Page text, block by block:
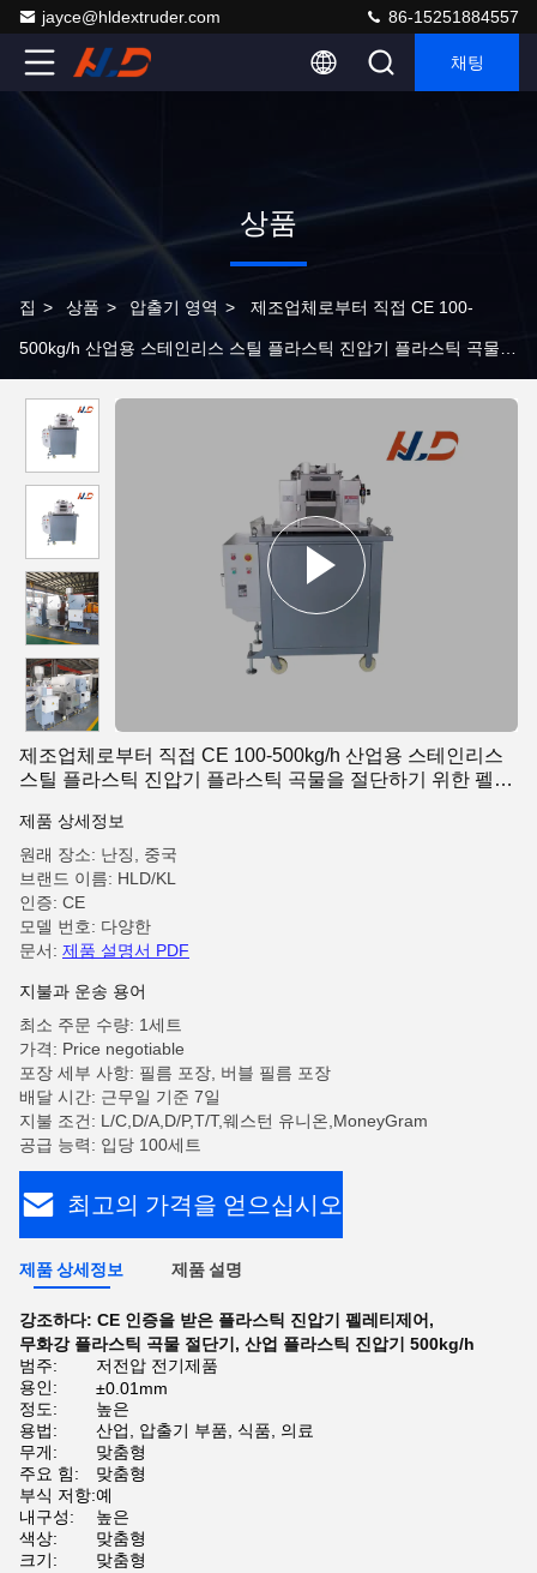
jayce@hldextruder.com 86-15251884557
채팅
상품
집 > 상품 > 압출기 영역 > 제조업체로부터 직접 CE 100-
500kg/h 산업용 스테인리스 스틸 플라스틱 진압기 플라스틱 곡물을
제조업체로부터 직접 CE 100-500kg/h 산업용 스테인리스
스틸 플라스틱 진압기 플라스틱 곡물을 절단하기 위한 펠레
제품 상세정보
원래 장소: 난징, 중국
브랜드 이름: HLD/KL
인증: CE
모델 번호: 다양한
문서: 제품 설명서 PDF
지불과 운송 용어
최소 주문 수량: 1세트
가격: Price negotiable
포장 세부 사항: 필름 포장, 버블 필름 포장
배달 시간: 근무일 기준 7일
지불 조건: L/C,D/A,D/P,T/T,웨스턴 유니온,MoneyGram
공급 능력: 입당 100세트
최고의 가격을 얻으십시오
제품 상세정보 제품 설명
강조하다: CE 인증을 받은 플라스틱 진압기 펠레티제어 ,
무화강 플라스틱 곡물 절단기 , 산업 플라스틱 진압기 500kg/h
범주:
저전압 전기제품
용인:
±0.01mm
정도:
높은
용법:
산업, 압출기 부품, 식품, 의료
무게:
맞춤형
주요 힘:
맞춤형
부식 저항:예
내구성:
높은
색상:
맞춤형
크기:
맞춤형